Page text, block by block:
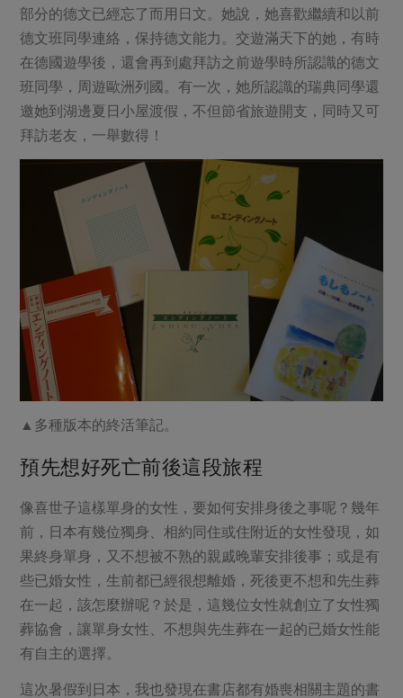
部分的德文已經忘了而用日文。她說，她喜歡繼續和以前
德文班同學連絡，保持德文能力。交遊滿天下的她，有時
在德國遊學後，還會再到處拜訪之前遊學時所認識的德文
班同學，周遊歐洲列國。有一次，她所認識的瑞典同學還
邀她到湖邊夏日小屋渡假，不但節省旅遊開支，同時又可
拜訪老友，一舉數得！
▲多種版本的終活筆記。
預先想好死亡前後這段旅程
像喜世子這樣單身的女性，要如何安排身後之事呢？幾年
前，日本有幾位獨身、相約同住或住附近的女性發現，如
果終身單身，又不想被不熟的親戚晚輩安排後事；或是有
些已婚女性，生前都已經很想離婚，死後更不想和先生葬
在一起，該怎麼辦呢？於是，這幾位女性就創立了女性獨
葬協會，讓單身女性、不想與先生葬在一起的已婚女性能
有自主的選擇。
這次暑假到日本，我也發現在書店都有婚喪相關主題的書